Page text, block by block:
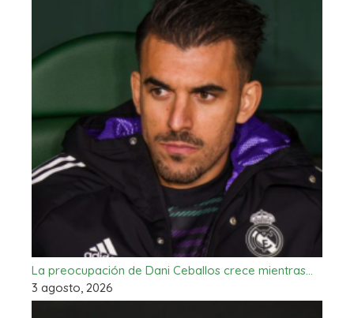
La preocupación de Dani Ceballos crece mientras…
3 agosto, 2026